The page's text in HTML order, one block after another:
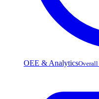
OEE & AnalyticsOverall